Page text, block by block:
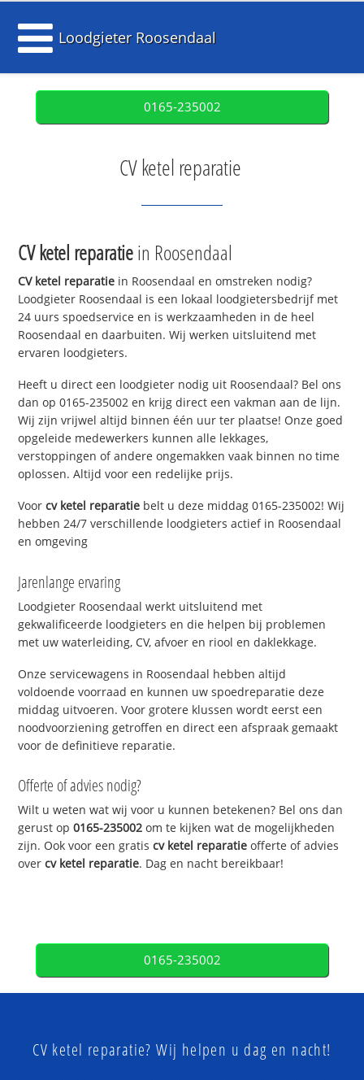
Loodgieter Roosendaal
0165-235002
CV ketel reparatie
CV ketel reparatiein Roosendaal
CV ketel reparatie in Roosendaal en omstreken nodig?
Loodgieter Roosendaal is een lokaal loodgietersbedrijf met
24 uurs spoedservice en is werkzaamheden in de heel
Roosendaal en daarbuiten. Wij werken uitsluitend met
ervaren loodgieters.
Heeft u direct een loodgieter nodig uit Roosendaal? Bel ons
dan op 0165-235002 en krijg direct een vakman aan de lijn.
Wij zijn vrijwel altijd binnen één uur ter plaatse! Onze goed
opgeleide medewerkers kunnen alle lekkages,
verstoppingen of andere ongemakken vaak binnen no time
oplossen. Altijd voor een redelijke prijs.
Voorcv ketel reparatie belt u deze middag 0165-235002! Wij
hebben 24/7 verschillende loodgieters actief in Roosendaal
en omgeving
Jarenlange ervaring
Loodgieter Roosendaal werkt uitsluitend met
gekwalificeerde loodgieters en die helpen bij problemen
met uw waterleiding, CV, afvoer en riool en daklekkage.
Onze servicewagens in Roosendaal hebben altijd
voldoende voorraad en kunnen uw spoedreparatie deze
middag uitvoeren. Voor grotere klussen wordt eerst een
noodvoorziening getroffen en direct een afspraak gemaakt
voor de definitieve reparatie.
Offerte of advies nodig?
Wilt u weten wat wij voor u kunnen betekenen? Bel ons dan
gerust op0165-235002 om te kijken wat de mogelijkheden
zijn. Ook voor een gratiscv ketel reparatie offerte of advies
overcv ketel reparatie. Dag en nacht bereikbaar!
0165-235002
CV ketel reparatie? Wij helpen u dag en nacht!